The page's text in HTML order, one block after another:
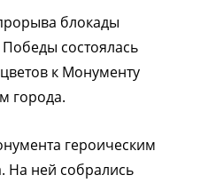
блокады
состоялась
к Монументу
города.
героическим
На ней собрались